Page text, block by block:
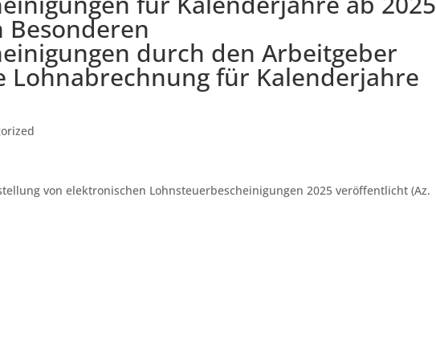
Besonderen
durch den Arbeitgeber
Lohnabrechnung für Kalenderjahre
von elektronischen Lohnsteuerbescheinigungen 2025 veröffentlicht (Az.